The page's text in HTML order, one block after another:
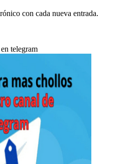
con cada nueva entrada.
telegram